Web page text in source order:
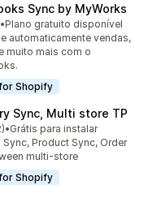
Sync by MyWorks
ao todo
•Plano gratuito disponível
automaticamente vendas,
muito mais com o
Shopify
Sync, Multi store TP
ao todo
•Grátis para instalar
Sync, Product Sync, Order
multi-store
Shopify